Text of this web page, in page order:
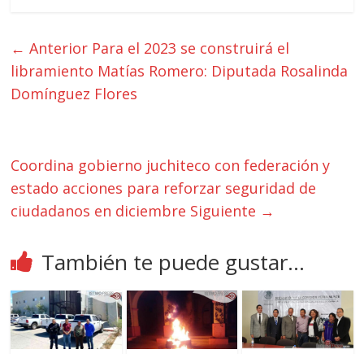
← Anterior Para el 2023 se construirá el
libramiento Matías Romero: Diputada Rosalinda
Domínguez Flores
Coordina gobierno juchiteco con federación y
estado acciones para reforzar seguridad de
ciudadanos en diciembre Siguiente →
También te puede gustar...